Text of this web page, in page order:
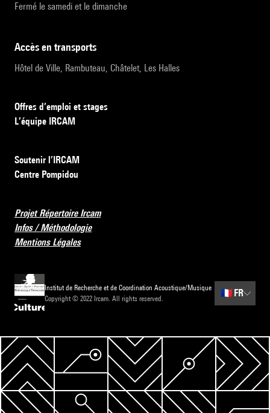
Fermé le samedi et le dimanche
accès en transports
Hôtel de Ville, Rambuteau, Châtelet, Les Halles
Offres d’emploi et stages
L’équipe IRCAM
Soutenir l’IRCAM
Centre Pompidou
Projet Répertoire Ircam
Infos / Méthodologie
Mentions Légales
Institut de Recherche et de Coordination Acoustique/Musique
Copyright © 2022 Ircam. All rights reserved.
🇫🇷 FR